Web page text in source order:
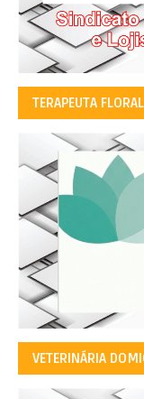
TERAPEUTA FLORAL
VETERINÁRIA